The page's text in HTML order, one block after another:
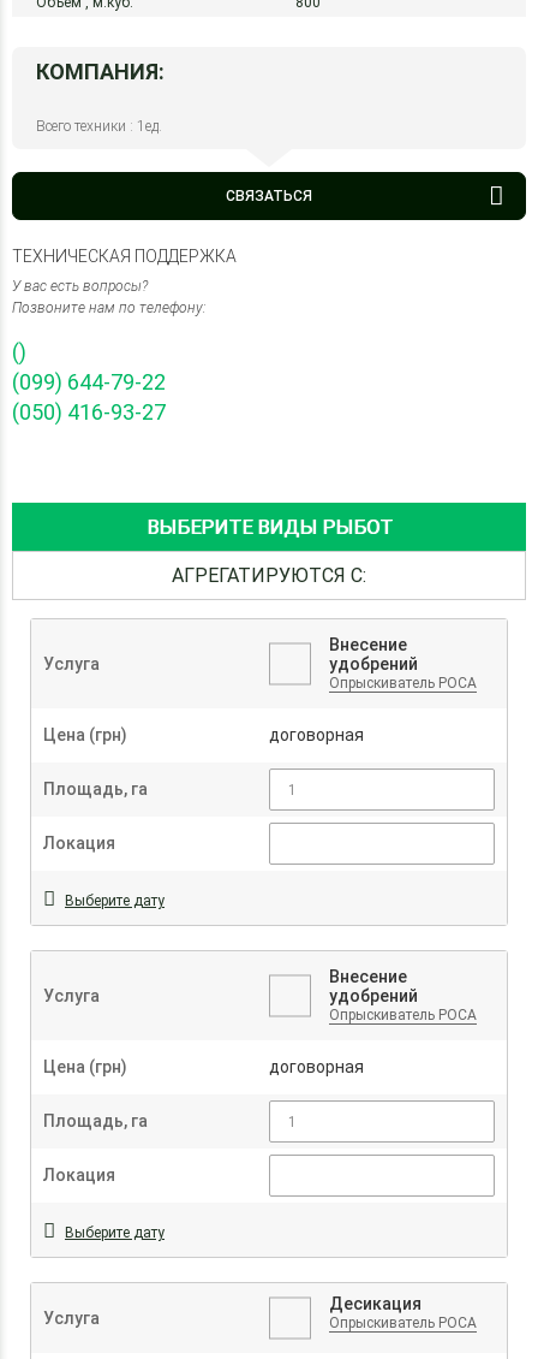
КОМПАНИЯ:
Всего техники : 1ед.
СВЯЗАТЬСЯ
ТЕХНИЧЕСКАЯ ПОДДЕРЖКА
У вас есть вопросы?
Позвоните нам по телефону:
()
(099) 644-79-22
(050) 416-93-27
ВЫБЕРИТЕ ВИДЫ РЫБОТ
АГРЕГАТИРУЮТСЯ С:
Услуга
Внесение
удобрений
Опрыскиватель РОСА
Цена (грн) договорная
Площадь, га
Локация
Выберите дату
Услуга
Внесение
удобрений
Опрыскиватель РОСА
Цена (грн) договорная
Площадь, га
Локация
Выберите дату
Услуга
Десикация
Опрыскиватель РОСА